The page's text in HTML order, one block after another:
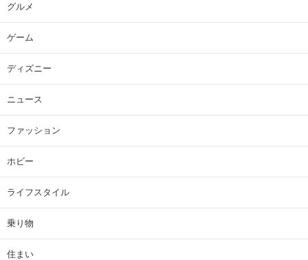
グルメ
ゲーム
ディズニー
ニュース
ファッション
ホビー
ライフスタイル
乗り物
住まい